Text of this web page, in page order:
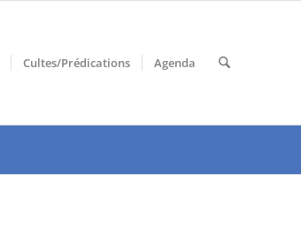
Cultes/Prédications Agenda